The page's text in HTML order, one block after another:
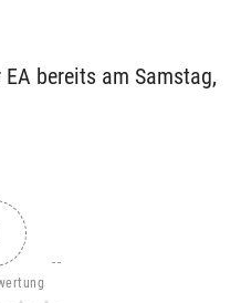
bereits am Samstag,